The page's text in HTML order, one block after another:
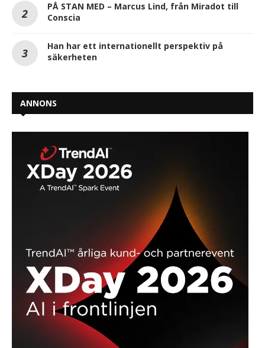
PÅ STAN MED – Marcus Lind, från Miradot till
Conscia
Han har ett internationellt perspektiv på
säkerheten
ANNONS